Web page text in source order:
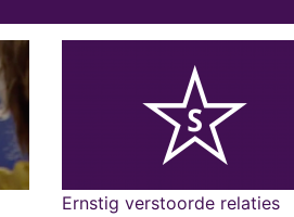
Ernstig verstoorde relaties